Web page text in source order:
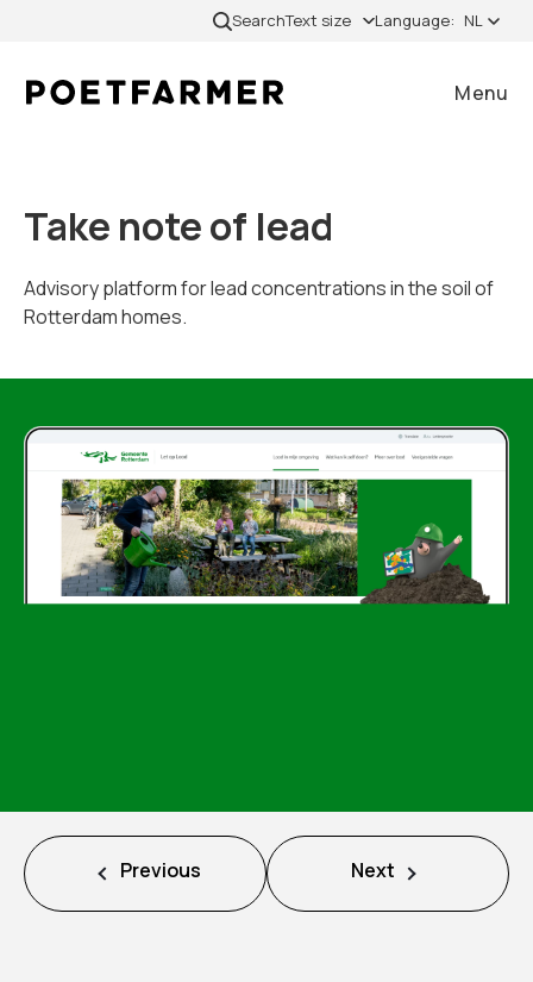
SearchText size Language: NL
Menu
Close
Home
Gevallen
Diensten
Missie
Jobs
Neem contact op met
Take note of lead
Advisory platform for lead concentrations in the soil of
Rotterdam homes.
Previous Next